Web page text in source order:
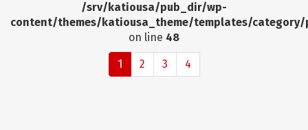
/srv/katiousa/pub_dir/wp-
content/themes/katiousa_theme/templates/
on line 48
1 2 3 4